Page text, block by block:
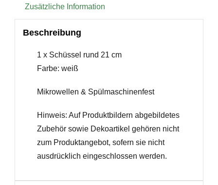
Zusätzliche Information
Beschreibung
1 x Schüssel rund 21 cm
Farbe: weiß
Mikrowellen & Spülmaschinenfest
Hinweis: Auf Produktbildern abgebildetes
Zubehör sowie Dekoartikel gehören nicht
zum Produktangebot, sofern sie nicht
ausdrücklich eingeschlossen werden.